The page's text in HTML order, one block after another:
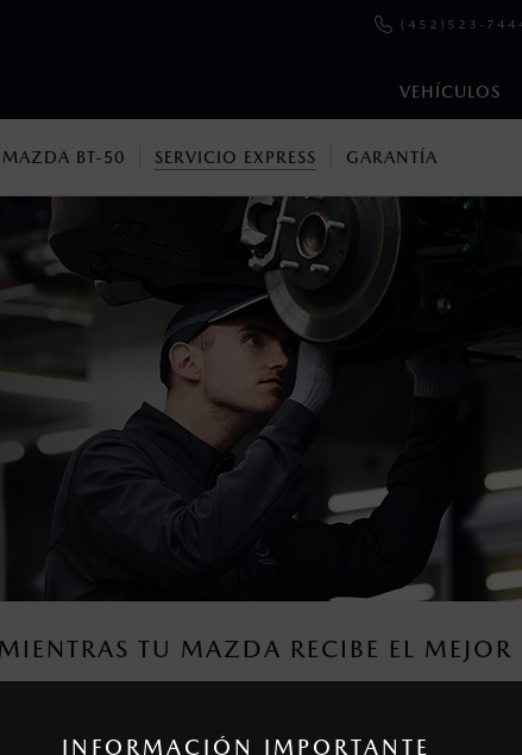
INFORMACIÓN IMPORTANTE
VEHÍCULOS
(452)523-
BT-50 SERVICIO EXPRESS GARANTÍA
TU MAZDA RECIBE EL
página son al menudeo, sugeridos por el fabricante, en
incluyen: tenencias, placas, accesorios, seguro y gastos
sus productos, sin aviso previo al consumidor.